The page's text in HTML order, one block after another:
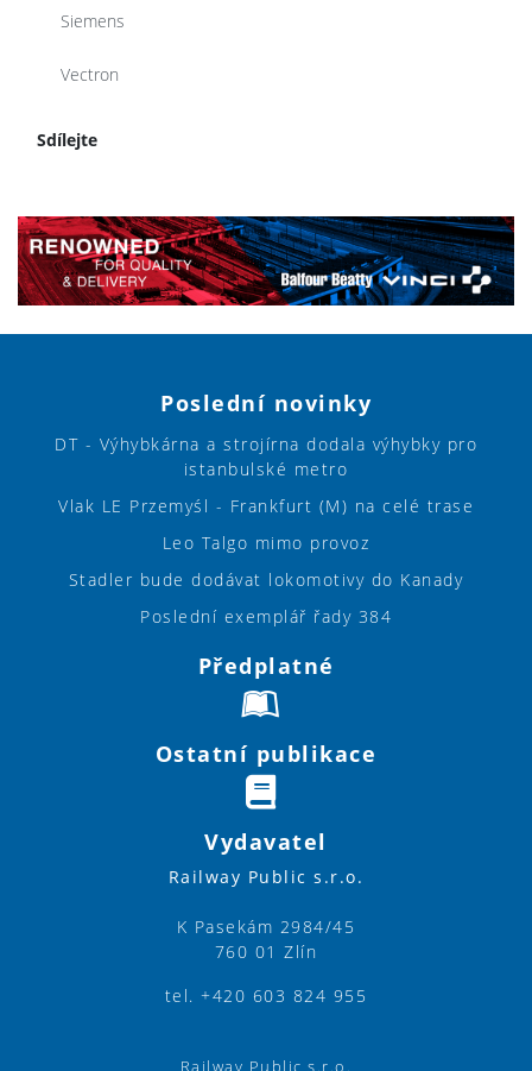
Siemens
Vectron
Sdílejte
Poslední novinky
DT - Výhybkárna a strojírna dodala výhybky pro
istanbulské metro
Vlak LE Przemyśl - Frankfurt (M) na celé trase
Leo Talgo mimo provoz
Stadler bude dodávat lokomotivy do Kanady
Poslední exemplář řady 384
Předplatné
Ostatní publikace
Vydavatel
Railway Public s.r.o.
K Pasekám 2984/45
760 01 Zlín
tel. +420 603 824 955
Railway Public s.r.o.